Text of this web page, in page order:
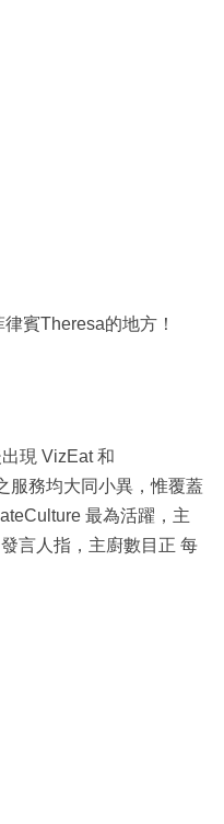
賓Theresa的地方！
現 VizEat 和
服務均大同小異，惟覆蓋
最為活躍，主
言人指，主廚數目正 每